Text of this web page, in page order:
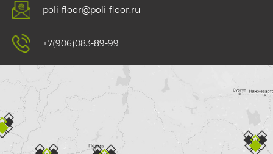
poli-floor@poli-floor.ru
+7(906)083-89-99